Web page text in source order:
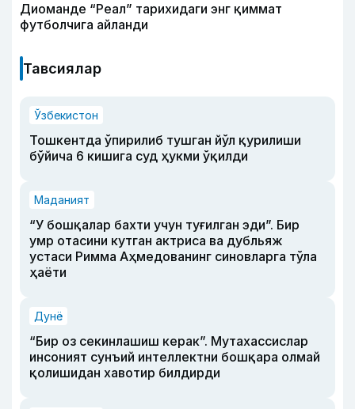
Диоманде “Реал” тарихидаги энг қиммат
футболчига айланди
Тавсиялар
Ўзбекистон
Тошкентда ўпирилиб тушган йўл қурилиши
бўйича 6 кишига суд ҳукми ўқилди
Маданият
“У бошқалар бахти учун туғилган эди”. Бир
умр отасини кутган актриса ва дубльяж
устаси Римма Аҳмедованинг синовларга тўла
ҳаёти
Дунё
“Бир оз секинлашиш керак”. Мутахассислар
инсоният сунъий интеллектни бошқара олмай
қолишидан хавотир билдирди